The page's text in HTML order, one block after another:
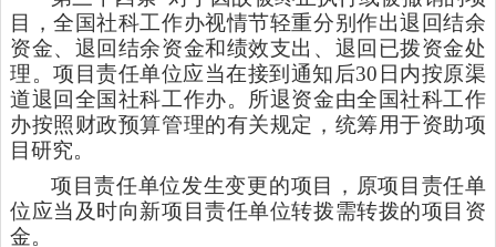
目，全国社科工作办视情节轻重分别作出退回结余
资金、退回结余资金和绩效支出、退回已拨资金处
理。项目责任单位应当在接到通知后30日内按原渠
道退回全国社科工作办。所退资金由全国社科工作
办按照财政预算管理的有关规定，统筹用于资助项
目研究。
项目责任单位发生变更的项目，原项目责任单
位应当及时向新项目责任单位转拨需转拨的项目资
金。